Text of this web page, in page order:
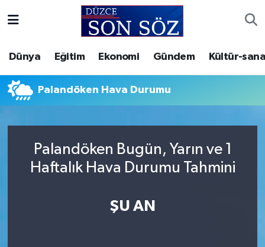
Dünya Eğitim Ekonomi Gündem Kültür-
Palandöken Hava Durumu
Palandöken Bugün, Yarın ve 1
Haftalık Hava Durumu Tahmini
ŞU AN
Gizlilik Sözleşmesi
İletişim
Video Galeri
Akçakoca Hava Durumu
Akçakoca Trafik Yoğunluk Haritası
Tüm Manşetler